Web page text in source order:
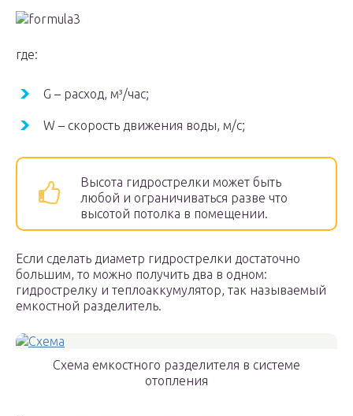
где:
G – расход, м³/час;
W – скорость движения воды, м/с;
Высота гидрострелки может быть
любой и ограничиваться разве что
высотой потолка в помещении.
Если сделать диаметр гидрострелки достаточно
большим, то можно получить два в одном:
гидрострелку и теплоаккумулятор, так называемый
емкостной разделитель.
Схема емкостного разделителя в системе
отопления